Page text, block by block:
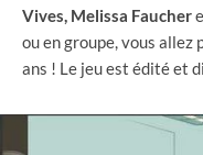
Vives, Melissa Faucher
ou en groupe, vous
ans ! Le jeu est édité et